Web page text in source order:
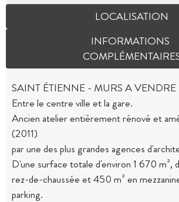
LOCALISATION
INFORMATIONS
SAINT ÉTIENNE - MURS A VENDRE
Entre le centre ville et la gare.
Ancien atelier entièrement rénové et
(2011)
par une des plus grandes agences
D'une surface totale d'environ 1 670 m²,
rez-de-chaussée et 450 m² en
parking.